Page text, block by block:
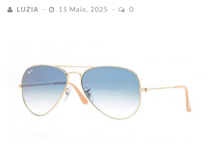
LUZIA 15 Maio, 2025 0